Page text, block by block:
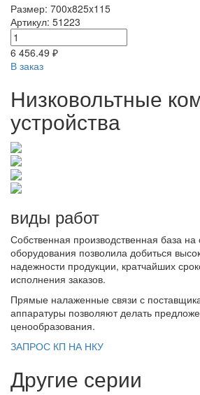
Размер: 700x825x115
Артикул: 51223
6 456.49 ₽
В заказ
Низковольтные
устройства
виды работ
Собственная производственная база
оборудования позволила добиться
надежности продукции, кратчайших
исполнения заказов.
Прямые налаженные связи с
аппаратуры позволяют делать
ценообразования.
ЗАПРОС КП НА НКУ
Другие серии